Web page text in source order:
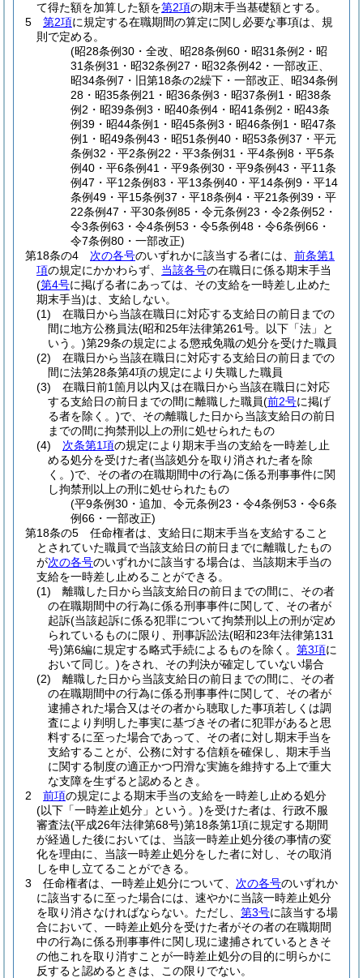
て得た額を加算した額を第2項の期末手当基礎額とする。
5
第2項に規定する在職期間の算定に関し必要な事項は、規
則で定める。
(昭28条例30・全改、昭28条例60・昭31条例2・昭
31条例31・昭32条例27・昭32条例42・一部改正、
昭34条例7・旧第18条の2繰下・一部改正、昭34条例
28・昭35条例21・昭36条例3・昭37条例1・昭38条
例2・昭39条例3・昭40条例4・昭41条例2・昭43条
例39・昭44条例1・昭45条例3・昭46条例1・昭47条
例1・昭49条例43・昭51条例40・昭53条例37・平元
条例32・平2条例22・平3条例31・平4条例8・平5条
例40・平6条例41・平9条例30・平9条例43・平11条
例47・平12条例83・平13条例40・平14条例9・平14
条例49・平15条例37・平18条例4・平21条例39・平
22条例47・平30条例85・令元条例23・令2条例52・
令3条例63・令4条例53・令5条例48・令6条例66・
令7条例80・一部改正)
第18条の4
次の各号のいずれかに該当する者には、 前条第1
項の規定にかかわらず、 当該各号の在職日に係る期末手当
(第4号に掲げる者にあっては、その支給を一時差し止めた
期末手当)は、支給しない。
(1)
在職日から当該在職日に対応する支給日の前日までの
間に地方公務員法(昭和25年法律第261号。以下「法」と
いう。)第29条の規定による懲戒免職の処分を受けた職員
(2)
在職日から当該在職日に対応する支給日の前日までの
間に法第28条第4項の規定により失職した職員
(3)
在職日前1箇月以内又は在職日から当該在職日に対応
する支給日の前日までの間に離職した職員(前2号に掲げ
る者を除く。)で、その離職した日から当該支給日の前日
までの間に拘禁刑以上の刑に処せられたもの
(4)
次条第1項の規定により期末手当の支給を一時差し止
める処分を受けた者(当該処分を取り消された者を除
く。)で、その者の在職期間中の行為に係る刑事事件に関
し拘禁刑以上の刑に処せられたもの
(平9条例30・追加、令元条例23・令4条例53・令6条
例66・一部改正)
第18条の5
任命権者は、支給日に期末手当を支給すること
とされていた職員で当該支給日の前日までに離職したもの
が次の各号のいずれかに該当する場合は、当該期末手当の
支給を一時差し止めることができる。
(1)
離職した日から当該支給日の前日までの間に、その者
の在職期間中の行為に係る刑事事件に関して、その者が
起訴(当該起訴に係る犯罪について拘禁刑以上の刑が定め
られているものに限り、刑事訴訟法(昭和23年法律第131
号)第6編に規定する略式手続によるものを除く。 第3項に
おいて同じ。)をされ、その判決が確定していない場合
(2)
離職した日から当該支給日の前日までの間に、その者
の在職期間中の行為に係る刑事事件に関して、その者が
逮捕された場合又はその者から聴取した事項若しくは調
査により判明した事実に基づきその者に犯罪があると思
料するに至った場合であって、その者に対し期末手当を
支給することが、公務に対する信頼を確保し、期末手当
に関する制度の適正かつ円滑な実施を維持する上で重大
な支障を生ずると認めるとき。
2
前項の規定による期末手当の支給を一時差し止める処分
(以下「一時差止処分」という。)を受けた者は、行政不服
審査法(平成26年法律第68号)第18条第1項に規定する期間
が経過した後においては、当該一時差止処分後の事情の変
化を理由に、当該一時差止処分をした者に対し、その取消
しを申し立てることができる。
3
任命権者は、一時差止処分について、 次の各号のいずれか
に該当するに至った場合には、速やかに当該一時差止処分
を取り消さなければならない。 ただし、 第3号に該当する場
合において、一時差止処分を受けた者がその者の在職期間
中の行為に係る刑事事件に関し現に逮捕されているときそ
の他これを取り消すことが一時差止処分の目的に明らかに
反すると認めるときは、この限りでない。